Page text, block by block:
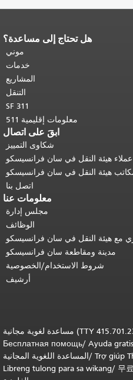
هل تحتاج إلى مساعدة؟
موني
خدمات
المشاريع
التنقل
SF 311
معلومات إقليمية 511
ابقَ على اتصال
شكاوى التمييز
هيئة النقل في سان فرانسيسكو
هيئة النقل في سان فرانسيسكو
اتصل بنا
معلومات عنا
مجلس إدارة
الوظائف
مع هيئة النقل في سان فرانسيسكو
مدينة ومقاطعة سان فرانسيسكو
شروط الاستخدام/الخصوصية
أرشيف
311 (خارج SF 415.701.2311؛ TTY 415.701.2323) مساعدة لغوية مجانية
Ayuda
/
Бесплатная помощь
Trợ giúp
/المساعدة اللغوية المجانية
무
/
Libreng tulong para sa wikang